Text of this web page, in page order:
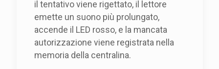
il tentativo viene rigettato, il lettore
emette un suono più prolungato,
accende il LED rosso, e la mancata
autorizzazione viene registrata nella
memoria della centralina.